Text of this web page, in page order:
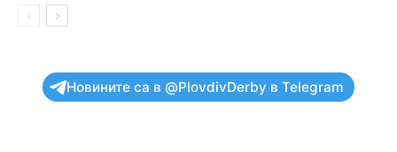
Новините са в @PlovdivDerby в Telegram